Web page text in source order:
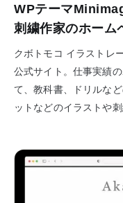
WPテーマ
刺繍作家のホーム
クボトモコ イラストレ
公式サイト。仕事実績
て、教科書、ドリルな
ットなどのイラストや